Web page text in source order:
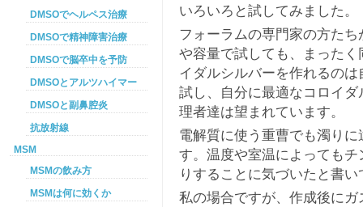
いろいろと試してみました。
フォーラムの専門家の方た
や容量で試しても、まった
イダルシルバーを作れるの
試し、自分に最適なコロイ
理者達は望まれています。
電解質に使う重曹でも濁り
す。温度や室温によっても
りすることに気づいたと書
私の場合ですが、作成後に
DMSOでヘルペス治療
DMSOで精神障害治療
DMSOで脳卒中を予防
DMSOとアルツハイマー
DMSOと副鼻腔炎
抗放射線
MSM
MSMの飲み方
MSMは何に効くか